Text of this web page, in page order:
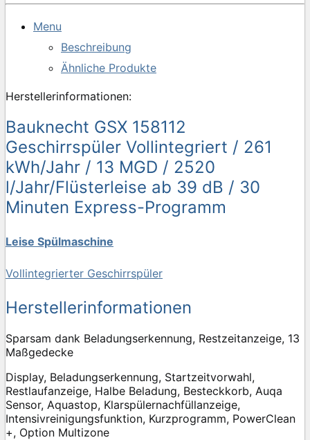
Menu
Beschreibung
Ähnliche Produkte
Herstellerinformationen:
Bauknecht GSX 158112
Geschirrspüler Vollintegriert / 261
kWh/Jahr / 13 MGD / 2520
l/Jahr/Flüsterleise ab 39 dB / 30
Minuten Express-Programm
Leise Spülmaschine
Vollintegrierter Geschirrspüler
Herstellerinformationen
Sparsam dank Beladungserkennung, Restzeitanzeige, 13
Maßgedecke
Display, Beladungserkennung, Startzeitvorwahl,
Restlaufanzeige, Halbe Beladung, Besteckkorb, Auqa
Sensor, Aquastop, Klarspülernachfüllanzeige,
Intensivreinigungsfunktion, Kurzprogramm, PowerClean
+, Option Multizone